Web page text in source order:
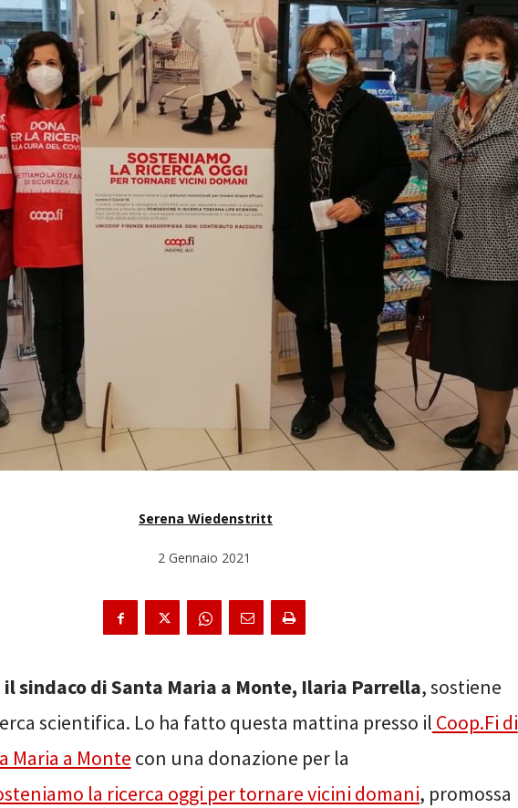
Serena Wiedenstritt
2 Gennaio 2021
il sindaco di Santa Maria a Monte, Ilaria Parrella, sostiene
scientifica. Lo ha fatto questa mattina presso il Coop.Fi di
Maria a Monte con una donazione per la
la ricerca oggi per tornare vicini domani, promossa